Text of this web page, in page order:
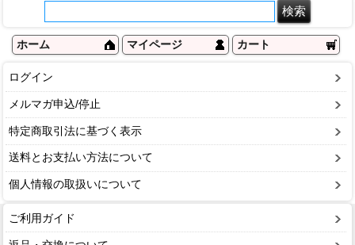
ホーム マイページ カート
ログイン
メルマガ申込/停止
特定商取引法に基づく表示
送料とお支払い方法について
個人情報の取扱いについて
ご利用ガイド